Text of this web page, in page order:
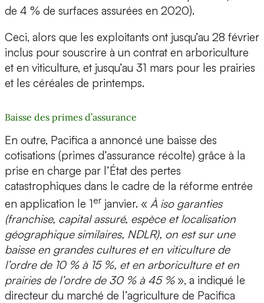
de 4 % de surfaces assurées en 2020).
Ceci, alors que les exploitants ont jusqu’au 28 février
inclus pour souscrire à un contrat en arboriculture
et en viticulture, et jusqu’au 31 mars pour les prairies
et les céréales de printemps.
Baisse des primes d’assurance
En outre, Pacifica a annoncé une baisse des
cotisations (primes d’assurance récolte) grâce à la
prise en charge par l’État des pertes
catastrophiques dans le cadre de la réforme entrée
en application le 1er janvier. « À iso garanties
(franchise, capital assuré, espèce et localisation
géographique similaires, NDLR), on est sur une
baisse en grandes cultures et en viticulture de
l’ordre de 10 % à 15 %, et en arboriculture et en
prairies de l’ordre de 30 % à 45 %», a indiqué le
directeur du marché de l’agriculture de Pacifica